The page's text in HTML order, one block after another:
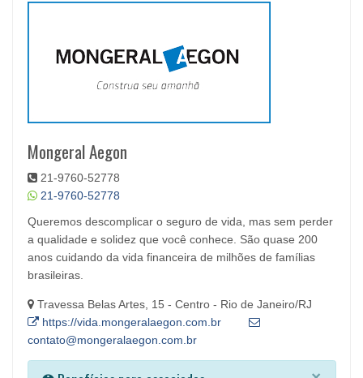
Mongeral Aegon
21-9760-52778
21-9760-52778
Queremos descomplicar o seguro de vida, mas sem perder
a qualidade e solidez que você conhece. São quase 200
anos cuidando da vida financeira de milhões de famílias
brasileiras.
Travessa Belas Artes, 15 - Centro - Rio de Janeiro/RJ
https://vida.mongeralaegon.com.br
contato@mongeralaegon.com.br